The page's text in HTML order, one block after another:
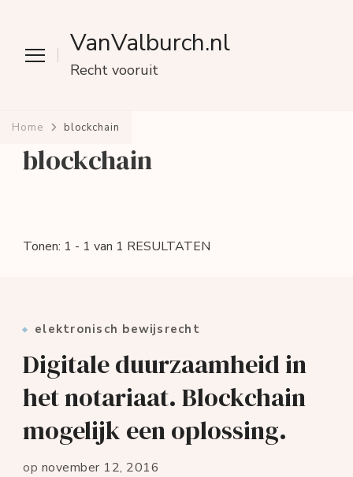
VanValburch.nl
Recht vooruit
Home blockchain
blockchain
Tonen: 1 - 1 van 1 RESULTATEN
elektronisch bewijsrecht
Digitale duurzaamheid in
het notariaat. Blockchain
mogelijk een oplossing.
op november 12, 2016